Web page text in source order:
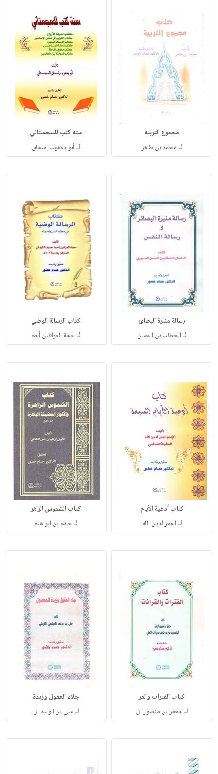
مجموع التربية
لـ محمد بن طاهر
ستة كتب للسجستاني
لـأبو يعقوب إسحاق
رسالة منيرة البصائ
لـ الخطاب بن الحسن
كتاب الرسالة الوضي
لـحجة العراقين أحم
كتاب أدعية الأيام
لـ المعز لدين الله
كتاب الشموس الزاهر
لـحاتم بن ابراهيم
كتاب الفترات والقر
لـجعفر بن منصور ال
جلاء العقول وزبدة
لـعلي بن الوليد ال